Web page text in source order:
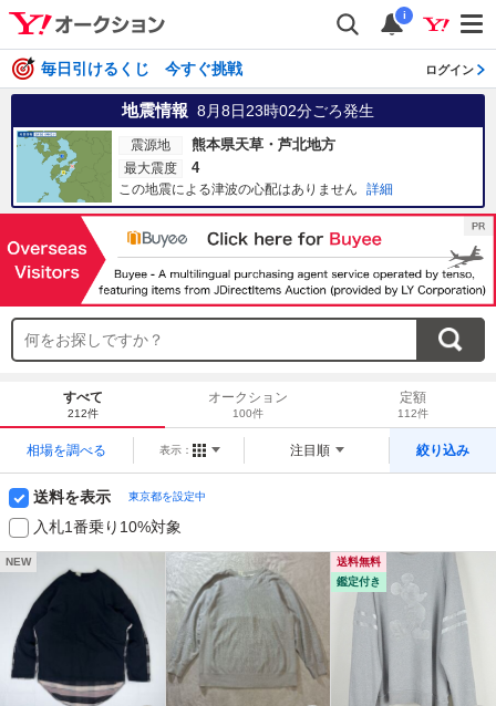
i
毎日引けるくじ 今すぐ挑戦 ログイン
地震情報 8月8日23時02分ごろ発生
震源地 熊本県天草・芦北地方
最大震度 4
この地震による津波の心配はありません 詳細
すべて
212件
オークション
100件
定額
112件
相場を調べる 表示： 注目順 絞り込み
送料を表示 東京都を設定中
入札1番乗り10%対象
NEW
送料無料
鑑定付き